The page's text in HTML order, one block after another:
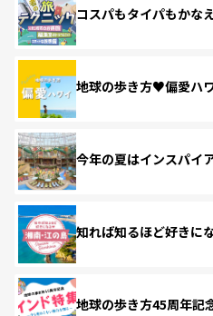
コスパもタイパもかな
地球の歩き方♥偏愛ハ
今年の夏はインスパイ
知れば知るほど好きに
地球の歩き方45周年記